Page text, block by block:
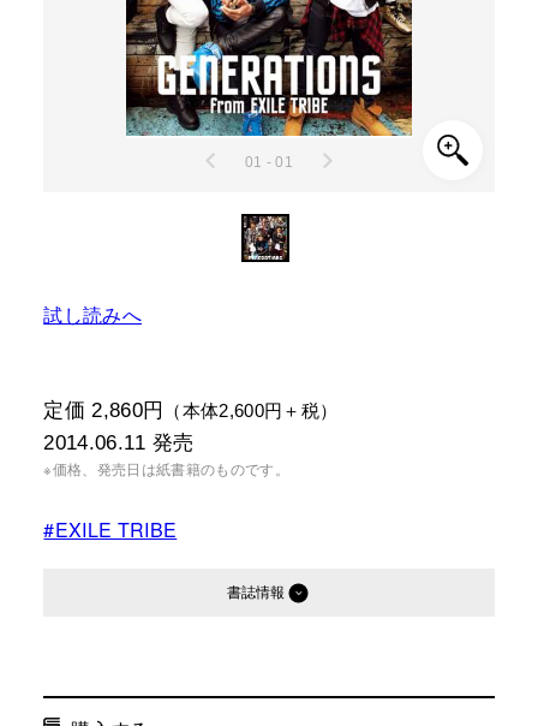
01 - 01
試し読みへ
定価 2,860円 （本体2,600円＋税）
2014.06.11 発売
※価格、発売日は紙書籍のものです。
#EXILE TRIBE
書誌情報